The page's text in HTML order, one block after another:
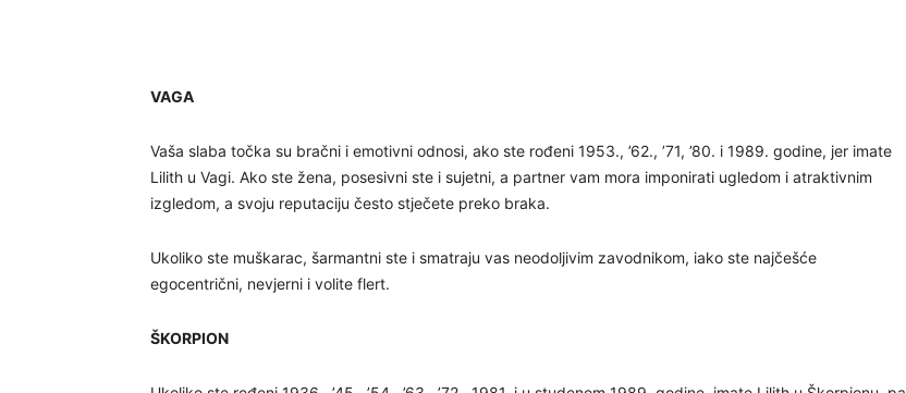
VAGA
Vaša slaba točka su bračni i emotivni odnosi, ako ste rođeni 1953., ’62., ’71, ’80. i 1989. godine, jer imate
Lilith u Vagi. Ako ste žena, posesivni ste i sujetni, a partner vam mora imponirati ugledom i atraktivnim
izgledom, a svoju reputaciju često stječete preko braka.
Ukoliko ste muškarac, šarmantni ste i smatraju vas neodoljivim zavodnikom, iako ste najčešće
egocentrični, nevjerni i volite flert.
ŠKORPION